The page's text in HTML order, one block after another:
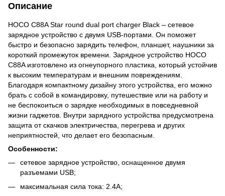
Описание
HOCO C88A Star round dual port charger Black – сетевое
зарядное устройство с двумя USB-портами. Он поможет
быстро и безопасно зарядить телефон, планшет, наушники за
короткий промежуток времени. Зарядное устройство HOCO
C88A изготовлено из огнеупорного пластика, который устойчив
к высоким температурам и внешним повреждениям.
Благодаря компактному дизайну этого устройства, его можно
брать с собой в командировку, путешествие или на работу и
не беспокоиться о зарядке необходимых в повседневной
жизни гаджетов. Внутри зарядного устройства предусмотрена
защита от скачков электричества, перегрева и других
неприятностей, что делает его безопасным.
Особенности:
сетевое зарядное устройство, оснащенное двумя
разъемами USB;
максимальная сила тока: 2.4А;